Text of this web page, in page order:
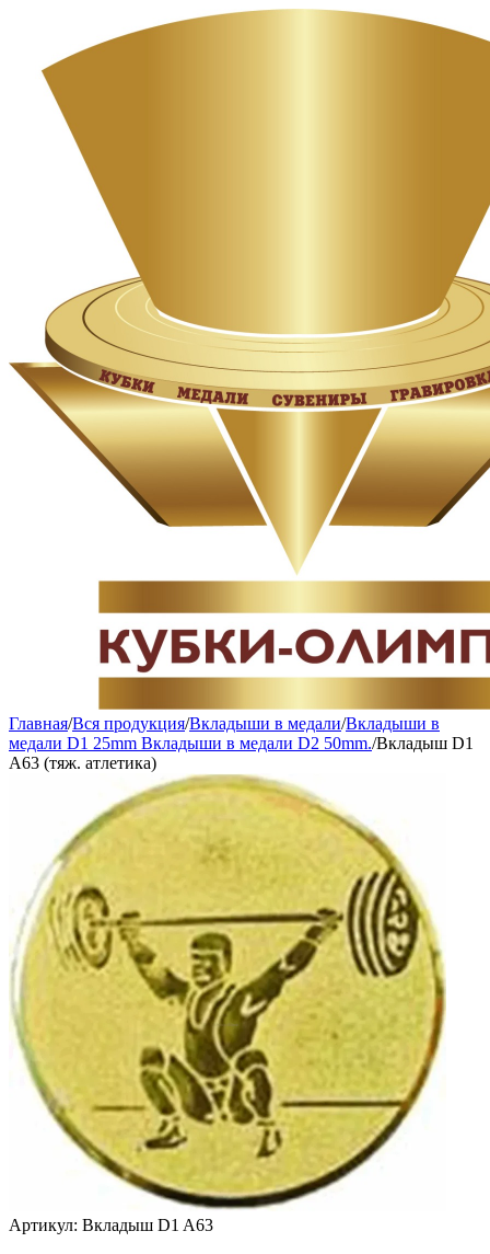
Главная/Вся продукция/Вкладыши в медали/Вкладыши в
медали D1 25mm Вкладыши в медали D2 50mm./Вкладыш D1
A63 (тяж. атлетика)
Артикул: Вкладыш D1 A63